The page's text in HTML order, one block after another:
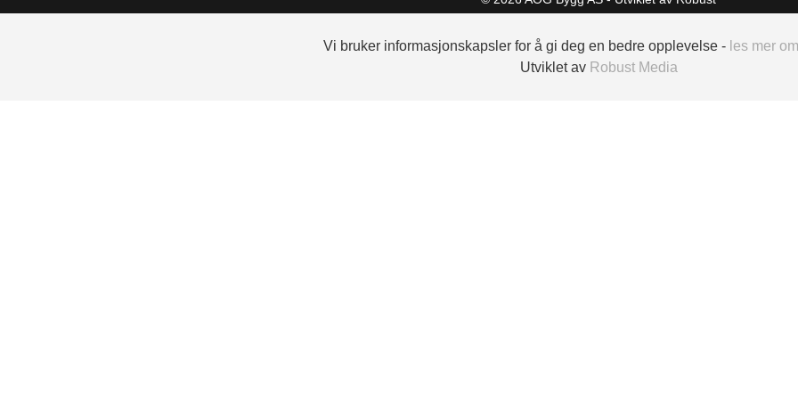
Vi bruker informasjonskapsler for å gi deg en bedre opplevelse - les mer
Utviklet av Robust Media